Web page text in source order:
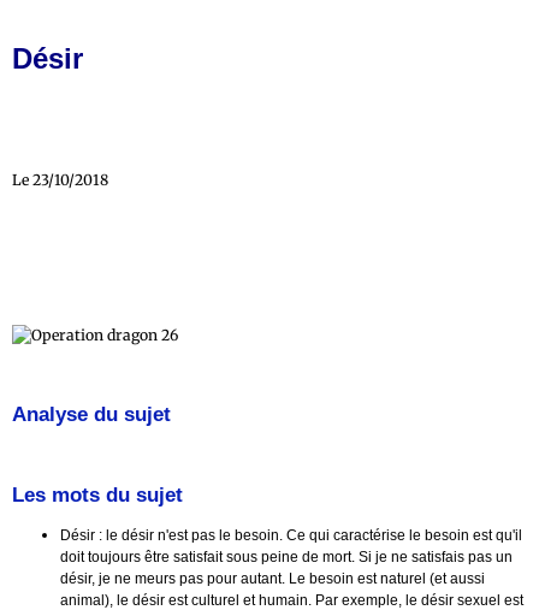
Désir
Le 23/10/2018
Analyse du sujet
Les mots du sujet
Désir : le désir n'est pas le besoin. Ce qui caractérise le besoin est qu'il
doit toujours être satisfait sous peine de mort. Si je ne satisfais pas un
désir, je ne meurs pas pour autant. Le besoin est naturel (et aussi
animal), le désir est culturel et humain. Par exemple, le désir sexuel est